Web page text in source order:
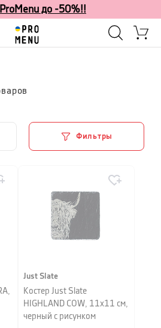
до -50%!!
Фильтры
Just Slate
Костер Just Slate
HIGHLAND COW, 11х11 см,
черный с рисунком